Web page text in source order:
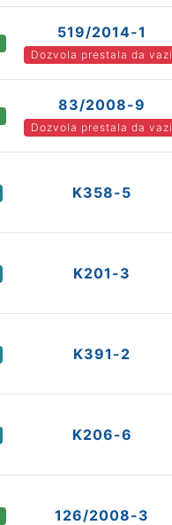
519/2014-1
Dozvola prestala da vazi
83/2008-9
Dozvola prestala da vazi
K358-5
K201-3
K391-2
K206-6
126/2008-3